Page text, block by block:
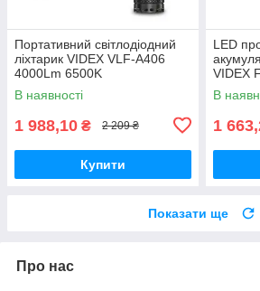
Портативний світлодіодний
ліхтарик VIDEX VLF-A406
4000Lm 6500K
В наявності
1 988,10 ₴ 2 209 ₴
Купити
LED
VIDEX
В
1
Показати ще
Про нас